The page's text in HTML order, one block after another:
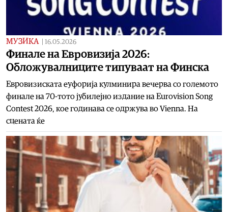
МУЗИКА 16.05.2026
Финале на Евровизија 2026:
Обложувалниците типуваат на Финска
Евровизиската еуфорија кулминира вечерва со големото
финале на 70-тото јубилејно издание на Eurovision Song
Contest 2026, кое годинава се одржува во Vienna. На
сцената ќе